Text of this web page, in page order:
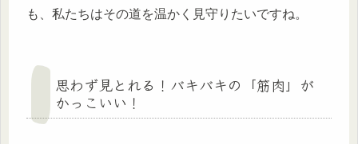
も、私たちはその道を温かく見守りたいですね。
思わず見とれる！バキバキの「筋肉」が
かっこいい！